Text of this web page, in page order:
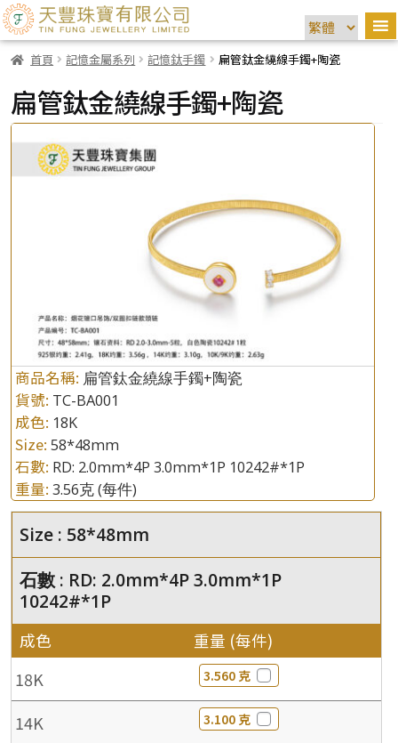
首頁 記憶金屬系列 記憶鈦手鐲 扁管鈦金繞線手鐲+陶瓷
扁管鈦金繞線手鐲+陶瓷
商品名稱: 扁管鈦金繞線手鐲+陶瓷
貨號: TC-BA001
成色: 18K
Size: 58*48mm
石數: RD: 2.0mm*4P 3.0mm*1P 10242#*1P
重量: 3.56克(每件)
Size : 58*48mm
石數 : RD: 2.0mm*4P 3.0mm*1P
10242#*1P
成色 重量 (每件)
18K 3.560 克
14K 3.100 克